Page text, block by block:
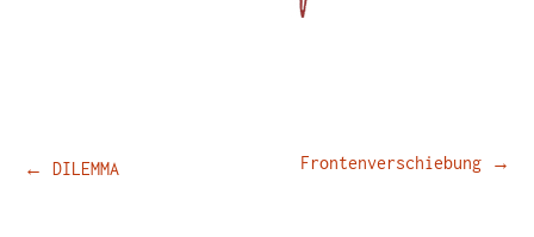
Beitragsnavigation
← DILEMMA Frontenverschiebung →